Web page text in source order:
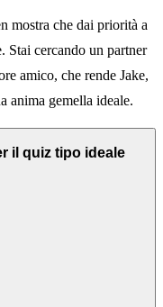
mostra che dai priorità a
Stai cercando un partner
amico, che rende Jake,
anima gemella ideale.
il quiz tipo ideale